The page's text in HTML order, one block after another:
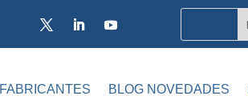
FABRICANTES BLOG NOVEDADES